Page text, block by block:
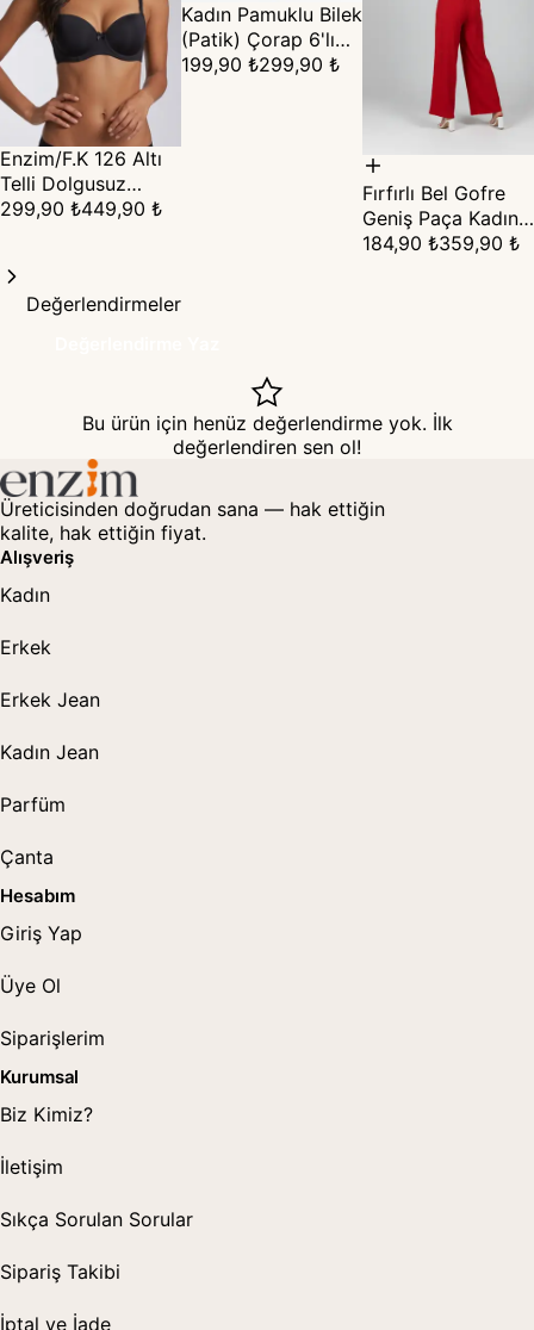
Enzim/F.K 126 Altı
Telli Dolgusuz
Straplez Sütyen –
299,90 ₺449,90 ₺
Kadın Pamuklu Bilek
(Patik) Çorap 6'lı
Set (36-40)
199,90 ₺299,90 ₺
Fırfırlı Bel Gofre
Geniş Paça Kadın
Pantolon
184,90 ₺359,90 ₺
Değerlendirmeler
Bu ürün için henüz değerlendirme yok. İlk
değerlendiren sen ol!
Üreticisinden doğrudan sana — hak ettiğin
kalite, hak ettiğin fiyat.
Alışveriş
Kadın
Erkek
Erkek Jean
Kadın Jean
Parfüm
Çanta
Hesabım
Giriş Yap
Üye Ol
Siparişlerim
Kurumsal
Biz Kimiz?
İletişim
Sıkça Sorulan Sorular
Sipariş Takibi
İptal ve İade